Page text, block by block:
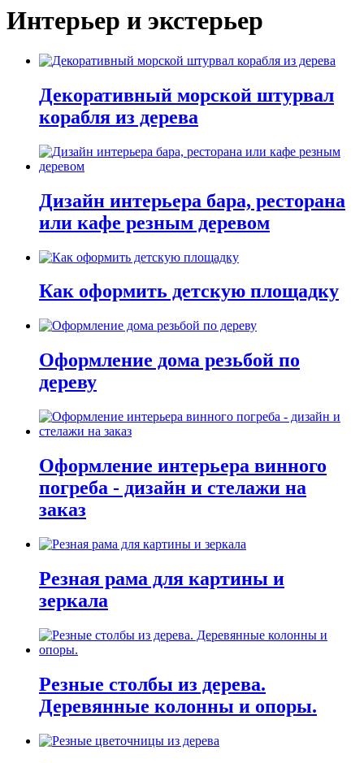
Интерьер и экстерьер
Декоративный морской штурвал
корабля из дерева
Дизайн интерьера бара, ресторана
или кафе резным деревом
Как оформить детскую площадку
Оформление дома резьбой по
дереву
Оформление интерьера винного
погреба - дизайн и стелажи на
заказ
Резная рама для картины и
зеркала
Резные столбы из дерева.
Деревянные колонны и опоры.